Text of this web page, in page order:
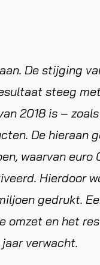
De stijging
steeg
2018 is –
De hieraan
waarvan euro
Hierdoor
gedrukt.
omzet en het
verwacht.